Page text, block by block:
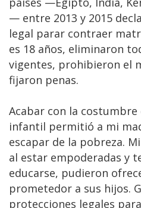
— entre 2013 y 2015
legal parar contraer
es 18 años, eliminaron
vigentes, prohibieron el
fijaron penas.
Acabar con la
infantil permitió a mi
escapar de la pobreza.
al estar empoderadas y
educarse, pudieron
prometedor a sus hijos.
protecciones legales